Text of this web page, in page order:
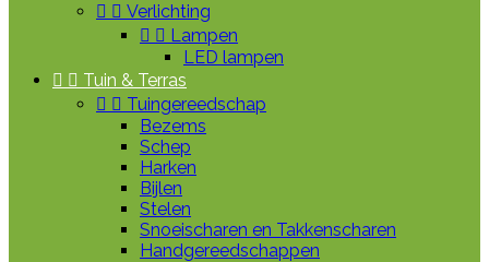
  Verlichting
  Lampen
LED lampen
  Tuin & Terras
  Tuingereedschap
Bezems
Schep
Harken
Bijlen
Stelen
Snoeischaren en Takkenscharen
Handgereedschappen